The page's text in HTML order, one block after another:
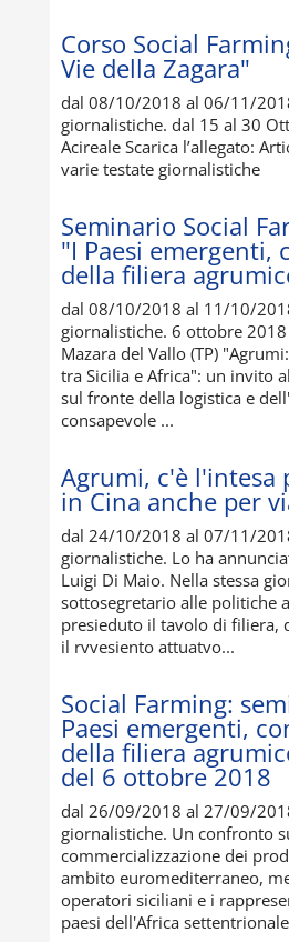
Corso Social
Vie della Zagara"
dal 08/10/2018 al 06/11/
giornalistiche. dal 15 al 30
Acireale Scarica l’allegato:
varie testate giornalistiche
Seminario Social
"I Paesi emergenti,
della filiera
dal 08/10/2018 al 11/10/
giornalistiche. 6 ottobre 2018
Mazara del Vallo (TP)
tra Sicilia e Africa": un invito
sul fronte della logistica e
consapevole ...
Agrumi, c'è l'intesa
in Cina anche per
dal 24/10/2018 al 07/11/
giornalistiche. Lo ha
Luigi Di Maio. Nella stessa
sottosegretario alle politiche
presieduto il tavolo di filiera,
il rvvesiento attuatvo...
Social Farming:
Paesi emergenti,
della filiera
del 6 ottobre 2018
dal 26/09/2018 al 27/09/
giornalistiche. Un confronto
commercializzazione dei
ambito euromediterraneo,
operatori siciliani e i
paesi dell'Africa